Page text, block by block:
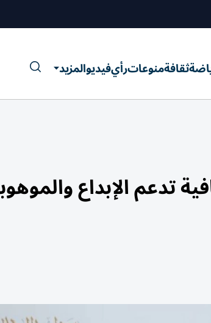
ثقافةمنوعاترأيفيديوالمزيد
تدعم الإبداع